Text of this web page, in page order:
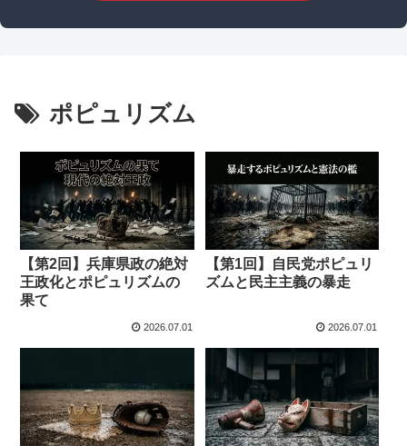
ポピュリズム
【第2回】兵庫県政の絶対
王政化とポピュリズムの
果て
2026.07.01
【第1回】自民党ポピュリ
ズムと民主主義の暴走
2026.07.01